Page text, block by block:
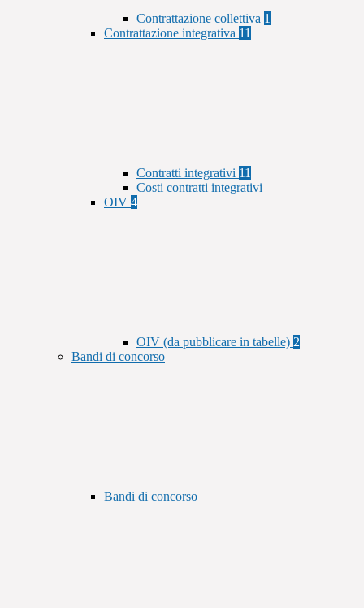
Contrattazione collettiva 1
Contrattazione integrativa 11
Contratti integrativi 11
Costi contratti integrativi
OIV 4
OIV (da pubblicare in tabelle) 2
Bandi di concorso
Bandi di concorso